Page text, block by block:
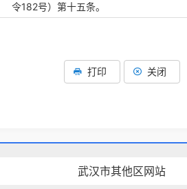
令182号）第十五条。
打印 关闭
武汉市其他区网站